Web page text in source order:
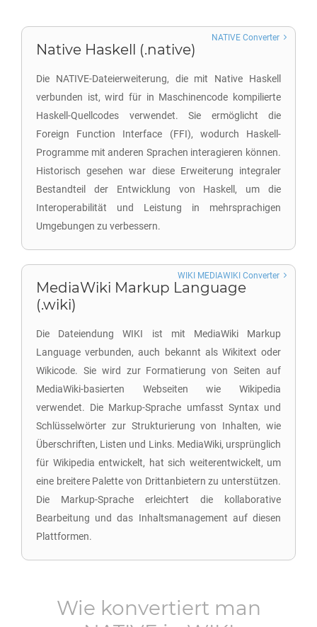
Native Haskell (.native)
Die NATIVE-Dateierweiterung, die mit Native Haskell
verbunden ist, wird für in Maschinencode kompilierte
Haskell-Quellcodes verwendet. Sie ermöglicht die
Foreign Function Interface (FFI), wodurch Haskell-
Programme mit anderen Sprachen interagieren können.
Historisch gesehen war diese Erweiterung integraler
Bestandteil der Entwicklung von Haskell, um die
Interoperabilität und Leistung in mehrsprachigen
Umgebungen zu verbessern.
NATIVE Converter
MediaWiki Markup Language
(.wiki)
Die Dateiendung WIKI ist mit MediaWiki Markup
Language verbunden, auch bekannt als Wikitext oder
Wikicode. Sie wird zur Formatierung von Seiten auf
MediaWiki-basierten Webseiten wie Wikipedia
verwendet. Die Markup-Sprache umfasst Syntax und
Schlüsselwörter zur Strukturierung von Inhalten, wie
Überschriften, Listen und Links. MediaWiki, ursprünglich
für Wikipedia entwickelt, hat sich weiterentwickelt, um
eine breitere Palette von Drittanbietern zu unterstützen.
Die Markup-Sprache erleichtert die kollaborative
Bearbeitung und das Inhaltsmanagement auf diesen
Plattformen.
WIKI MEDIAWIKI Converter
Wie konvertiert man